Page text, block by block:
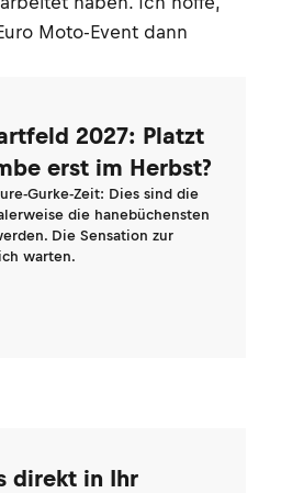
Moto-Event dann
2027: Platzt
erst im Herbst?
Gurke-Zeit: Dies sind die
die hanebüchensten
Die Sensation zur
warten.
direkt in Ihr